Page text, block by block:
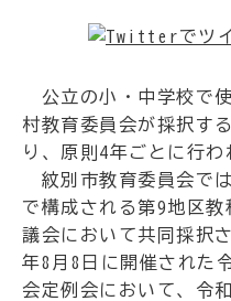
公立の小・中学校で
村教育委員会が採択す
り、原則4年ごとに行わ
紋別市教育委員会で
で構成される第9地区
議会において共同採択
年8月8日に開催された
会定例会において、令